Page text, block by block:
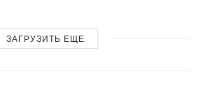
ЗАГРУЗИТЬ ЕЩЕ